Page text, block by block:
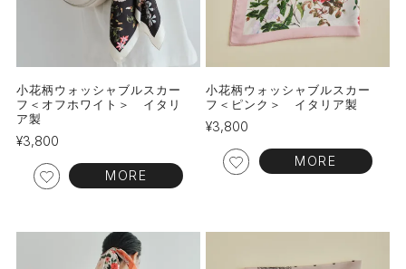
小花柄ウォッシャブルスカー
フ＜オフホワイト＞ イタリ
ア製
¥3,800
MORE
小花柄ウォッシャブルスカー
フ＜ピンク＞ イタリア製
¥3,800
MORE